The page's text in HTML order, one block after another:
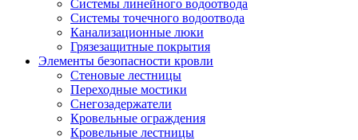
Системы линейного водоотвода
Системы точечного водоотвода
Канализационные люки
Грязезащитные покрытия
Элементы безопасности кровли
Стеновые лестницы
Переходные мостики
Снегозадержатели
Кровельные ограждения
Кровельные лестницы